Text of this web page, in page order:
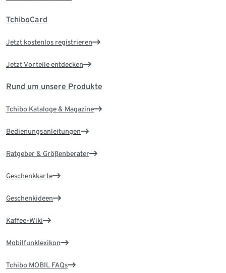
TchiboCard
Jetzt kostenlos registrieren
Jetzt Vorteile entdecken
Rund um unsere Produkte
Tchibo Kataloge & Magazine
Bedienungsanleitungen
Ratgeber & Größenberater
Geschenkkarte
Geschenkideen
Kaffee-Wiki
Mobilfunklexikon
Tchibo MOBIL FAQs